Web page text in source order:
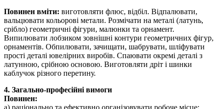
Повинен вміти: виготовляти флюс, відбіл. Відпалювати,
вальцювати кольорові метали. Розмічати на металі (латунь,
срібло) геометричні фігури, малюнки та орнамент.
Випилювати лобзиком зовнішні контури геометричних фігур,
орнаментів. Обпилювати, зачищати, шабрувати, шліфувати
прості деталі ювелірних виробів. Спаювати окремі деталі з
латунною, срібною основою. Виготовляти дріт і шинки
каблучок різного перетину.
4. Загально-професійні вимоги
Повинен: